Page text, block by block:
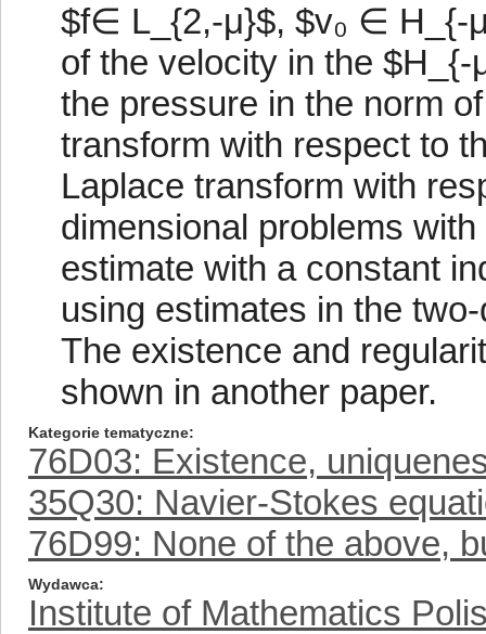
$f∈ L_{2,-μ}$, $v₀ ∈ H_{-
of the velocity in the
the pressure in the norm
transform with respect to
Laplace transform with
dimensional problems
estimate with a constant
using estimates in the
The existence and
shown in another paper.
Kategorie tematyczne
76D03: Existence,
35Q30: Navier-Stokes
76D99: None of the above,
Wydawca
Institute of Mathematics